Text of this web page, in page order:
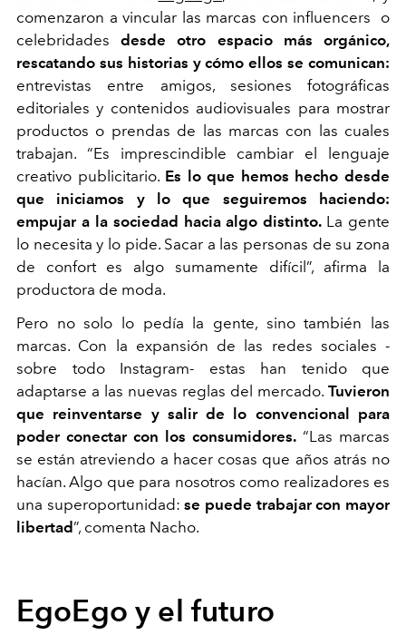
comenzaron a vincular las marcas con influencers
o
celebridadesdesde otro espacio más orgánico,
rescatando sus historias y cómo ellos se comunican:
entrevistas entre amigos, sesiones fotográficas
editoriales y contenidos audiovisuales para mostrar
productos o prendas de las marcas con las cuales
trabajan. “Es imprescindible cambiar el lenguaje
creativo publicitario. Es lo que hemos hecho desde
que iniciamos y lo que seguiremos haciendo:
empujar a la sociedad hacia algo distinto. La gente
lo necesita y lo pide. Sacar a las personas de su zona
de confort es algo sumamente difícil”, afirma la
productora de moda.
Pero no solo lo pedía la gente, sino también las
marcas. Con la expansión de las redes sociales -
sobre todo Instagram- estas han tenido que
adaptarse a las nuevas reglas del mercado. Tuvieron
que reinventarse y salir de lo convencional para
poder conectar con los consumidores. “Las marcas
se están atreviendo a hacer cosas que años atrás no
hacían. Algo que para nosotros como realizadores es
una superoportunidad:se puede trabajar con mayor
libertad”, comenta Nacho.
EgoEgo y el futuro